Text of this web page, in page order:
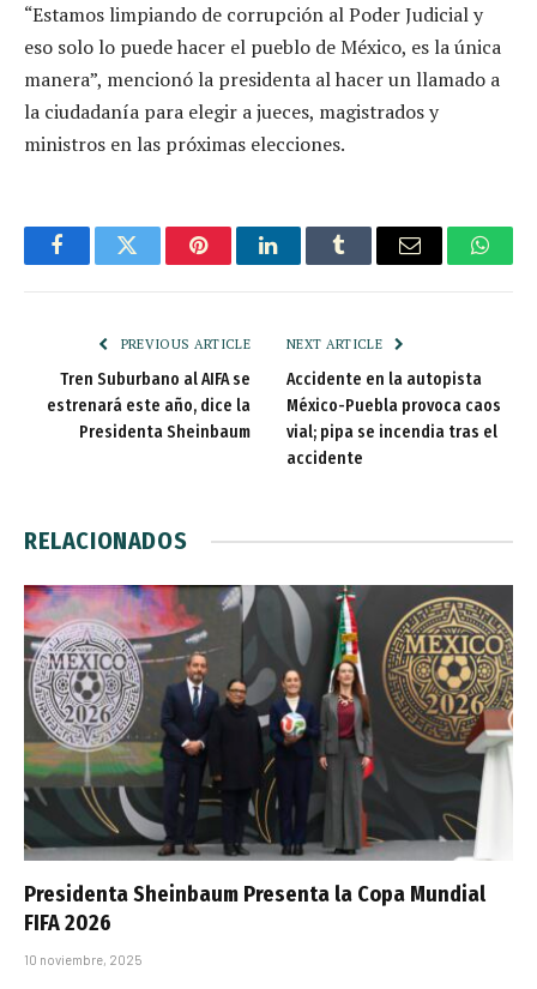
“Estamos limpiando de corrupción al Poder Judicial y
eso solo lo puede hacer el pueblo de México, es la única
manera”, mencionó la presidenta al hacer un llamado a
la ciudadanía para elegir a jueces, magistrados y
ministros en las próximas elecciones.
FacebookTwitter PinterestLinkedInTumblr Email
PREVIOUS ARTICLE
Tren Suburbano al AIFA se
estrenará este año, dice la
Presidenta Sheinbaum
NEXT ARTICLE
Accidente en la autopista
México-Puebla provoca caos
vial; pipa se incendia tras el
accidente
RELACIONADOS
Presidenta Sheinbaum Presenta la Copa Mundial
FIFA 2026
10 noviembre, 2025